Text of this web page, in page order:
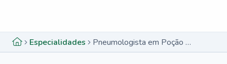
Especialidades Pneumologista em Poção - PE